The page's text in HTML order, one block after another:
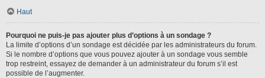
Haut
Pourquoi ne puis-je pas ajouter plus d’options à un sondage ?
La limite d’options d’un sondage est décidée par les administrateurs du forum.
Si le nombre d’options que vous pouvez ajouter à un sondage vous semble
trop restreint, essayez de demander à un administrateur du forum s’il est
possible de l’augmenter.